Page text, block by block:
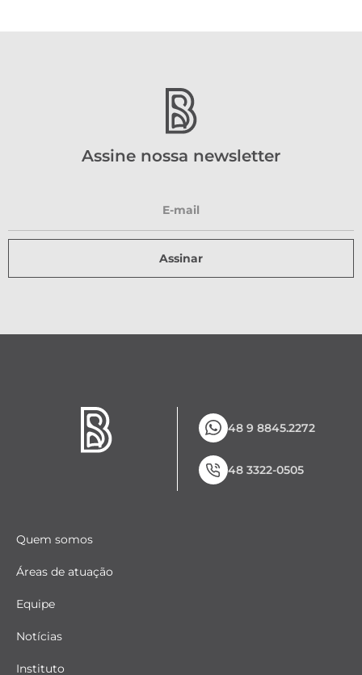
Assine nossa newsletter
Assinar
48 9 8845.2272
48 3322-0505
Quem somos
Áreas de atuação
Equipe
Notícias
Instituto